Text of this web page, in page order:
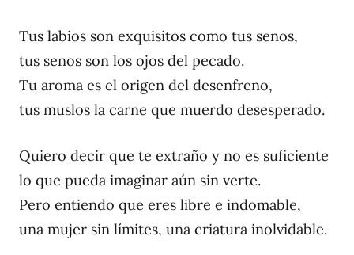
Tus labios son exquisitos como tus senos,
tus senos son los ojos del pecado.
Tu aroma es el origen del desenfreno,
tus muslos la carne que muerdo desesperado.
Quiero decir que te extraño y no es suficiente
lo que pueda imaginar aún sin verte.
Pero entiendo que eres libre e indomable,
una mujer sin límites, una criatura inolvidable.